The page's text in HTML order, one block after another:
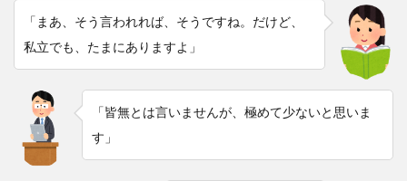
「まあ、そう言われれば、そうですね。だけど、
私立でも、たまにありますよ」
「皆無とは言いませんが、極めて少ないと思いま
す」